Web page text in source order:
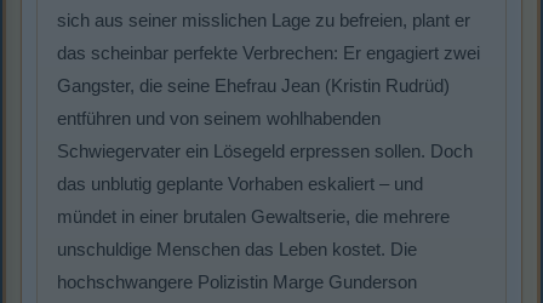
sich aus seiner misslichen Lage zu befreien, plant er
das scheinbar perfekte Verbrechen: Er engagiert zwei
Gangster, die seine Ehefrau Jean (Kristin Rudrüd)
entführen und von seinem wohlhabenden
Schwiegervater ein Lösegeld erpressen sollen. Doch
das unblutig geplante Vorhaben eskaliert – und
mündet in einer brutalen Gewaltserie, die mehrere
unschuldige Menschen das Leben kostet. Die
hochschwangere Polizistin Marge Gunderson